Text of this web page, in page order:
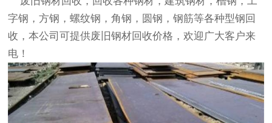
字钢，方钢，螺纹钢，角钢，圆钢，钢筋等各种型钢回
收，本公司可提供废旧钢材回收价格，欢迎广大客户来
电！